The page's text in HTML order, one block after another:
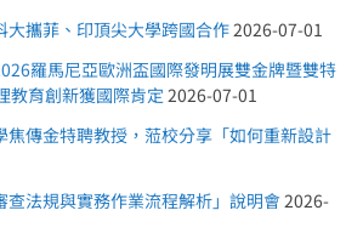
攜菲、印頂尖大學跨國合作 2026-07-01
羅馬尼亞歐洲盃國際發明展雙金牌暨雙特
教育創新獲國際肯定 2026-07-01
焦傳金特聘教授，蒞校分享「如何重新設計
查法規與實務作業流程解析」說明會 2026-